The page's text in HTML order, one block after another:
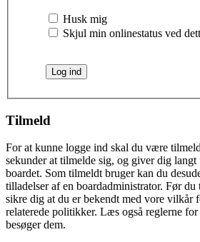
Husk mig
Skjul min onlinestatus ved
Tilmeld
For at kunne logge ind skal du være
sekunder at tilmelde sig, og giver dig langt
boardet. Som tilmeldt bruger kan du
tilladelser af en boardadministrator. Før du
sikre dig at du er bekendt med vore vilkår
relaterede politikker. Læs også reglerne
besøger dem.